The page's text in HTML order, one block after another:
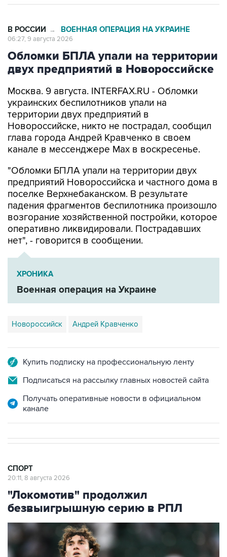
В РОССИИ → ВОЕННАЯ ОПЕРАЦИЯ НА УКРАИНЕ
06:27, 9 августа 2026
Обломки БПЛА упали на территории
двух предприятий в Новороссийске
Москва. 9 августа. INTERFAX.RU - Обломки
украинских беспилотников упали на
территории двух предприятий в
Новороссийске, никто не пострадал, сообщил
глава города Андрей Кравченко в своем
канале в мессенджере Max в воскресенье.
"Обломки БПЛА упали на территории двух
предприятий Новороссийска и частного дома в
поселке Верхнебаканском. В результате
падения фрагментов беспилотника произошло
возгорание хозяйственной постройки, которое
оперативно ликвидировали. Пострадавших
нет", - говорится в сообщении.
ХРОНИКА
Военная операция на Украине
Новороссийск Андрей Кравченко
Купить подписку на профессиональную ленту
Подписаться на рассылку главных новостей сайта
Получать оперативные новости в официальном
канале
СПОРТ
20:11, 8 августа 2026
"Локомотив" продолжил
безвыигрышную серию в РПЛ